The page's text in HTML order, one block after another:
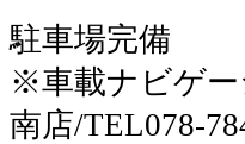
駐車場完備
※車載ナビゲ
南店/TEL078-